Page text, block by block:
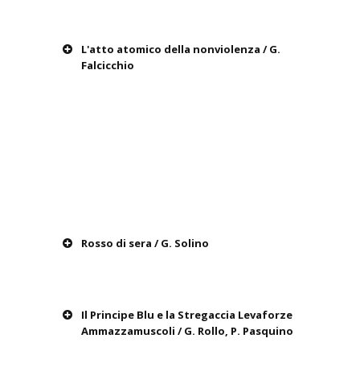
L'atto atomico della nonviolenza / G.
Falcicchio
Rosso di sera / G. Solino
Il Principe Blu e la Stregaccia Levaforze
Ammazzamuscoli / G. Rollo, P. Pasquino